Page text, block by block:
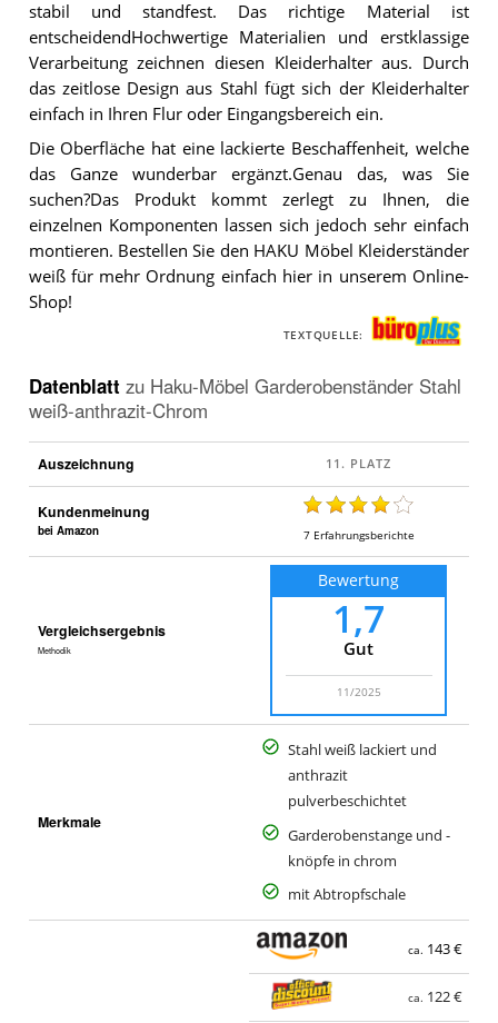
stabil und standfest. Das richtige Material ist
entscheidendHochwertige Materialien und erstklassige
Verarbeitung zeichnen diesen Kleiderhalter aus. Durch
das zeitlose Design aus Stahl fügt sich der Kleiderhalter
einfach in Ihren Flur oder Eingangsbereich ein.
Die Oberfläche hat eine lackierte Beschaffenheit, welche
das Ganze wunderbar ergänzt.Genau das, was Sie
suchen?Das Produkt kommt zerlegt zu Ihnen, die
einzelnen Komponenten lassen sich jedoch sehr einfach
montieren. Bestellen Sie den HAKU Möbel Kleiderständer
weiß für mehr Ordnung einfach hier in unserem Online-
Shop!
TEXTQUELLE:
Datenblatt zu Haku-Möbel Garderobenständer Stahl
weiß-anthrazit-Chrom
Auszeichnung
Kundenmeinung
bei Amazon 7 Erfahrungsberichte
Vergleichsergebnis
Methodik
Bewertung
1,7
Gut
11/2025
Merkmale
Stahl weiß lackiert und
anthrazit
pulverbeschichtet
Garderobenstange und -
knöpfe in chrom
mit Abtropfschale
ca. 143 €
ca. 122 €